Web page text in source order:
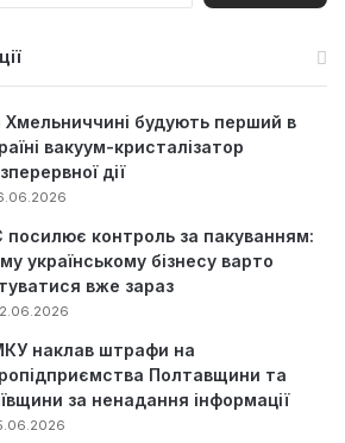
Хмельниччині будують перший в
вакуум-кристалізатор
дії
посилює контроль за пакуванням:
українському бізнесу варто
вже зараз
наклав штрафи на
Полтавщини та
за ненадання інформації